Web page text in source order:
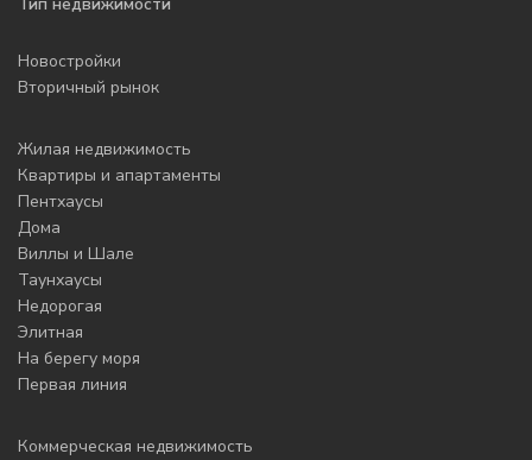
Новостройки
Вторичный рынок
Жилая недвижимость
Квартиры и апартаменты
Пентхаусы
Дома
Виллы и Шале
Таунхаусы
Недорогая
Элитная
На берегу моря
Первая линия
Коммерческая недвижимость